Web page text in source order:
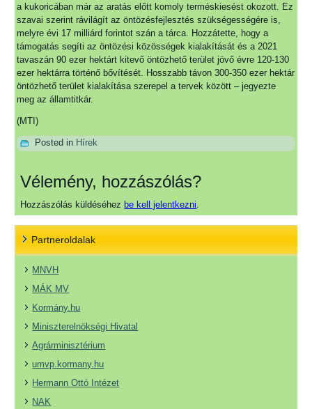
a kukoricában már az aratás előtt komoly terméskiesést okozott. Ez
szavai szerint rávilágít az öntözésfejlesztés szükségességére is,
melyre évi 17 milliárd forintot szán a tárca. Hozzátette, hogy a
támogatás segíti az öntözési közösségek kialakítását és a 2021
tavaszán 90 ezer hektárt kitevő öntözhető terület jövő évre 120-130
ezer hektárra történő bővítését. Hosszabb távon 300-350 ezer hektár
öntözhető terület kialakítása szerepel a tervek között – jegyezte
meg az államtitkár.
(MTI)
Posted in Hírek
Vélemény, hozzászólás?
Hozzászólás küldéséhez be kell jelentkezni.
Partneroldalak
MNVH
MÁK MV
Kormány.hu
Miniszterelnökségi Hivatal
Agrárminisztérium
umvp.kormany.hu
Hermann Ottó Intézet
NAK